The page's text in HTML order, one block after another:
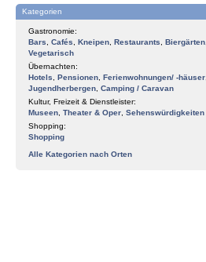
Kategorien
Gastronomie:
Bars
Cafés Kneipen Restaurants Biergärten
Vegetarisch
Übernachten:
Hotels
Pensionen Ferienwohnungen/ -häuser
Jugendherbergen Camping / Caravan
Kultur, Freizeit & Dienstleister:
Museen Theater & Oper Sehenswürdigkeiten
Shopping:
Shopping
Alle Kategorien nach Orten